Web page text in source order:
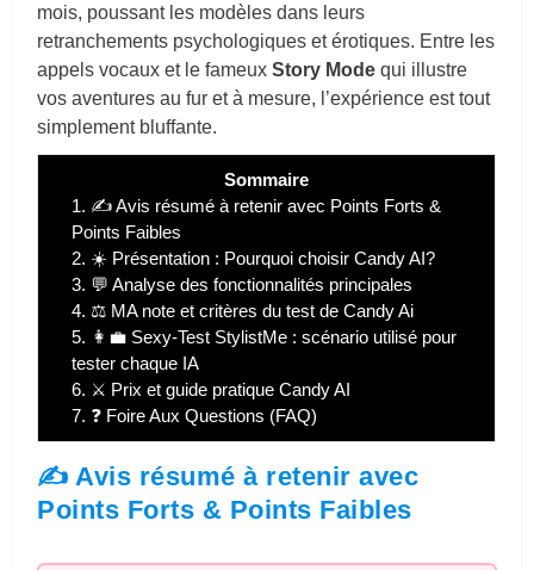
mois, poussant les modèles dans leurs
retranchements psychologiques et érotiques. Entre les
appels vocaux et le fameuxStory Mode qui illustre
vos aventures au fur et à mesure, l’expérience est tout
simplement bluffante.
Sommaire
1. ✍️ Avis résumé à retenir avec Points Forts &
Points Faibles
2. ☀️ Présentation : Pourquoi choisir Candy AI?
3. 💬 Analyse des fonctionnalités principales
4. ⚖️ MA note et critères du test de Candy Ai
5. 👩‍💼 Sexy-Test StylistMe : scénario utilisé pour
tester chaque IA
6. ⚔️ Prix et guide pratique Candy AI
7. ❓ Foire Aux Questions (FAQ)
✍️ Avis résumé à retenir avec
Points Forts & Points Faibles